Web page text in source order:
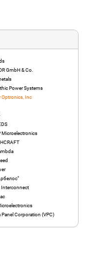
GmbH & Co.
Power Systems
Optronics, Inc
Microelectronics
Interconnect
Panel Corporation (VPC)